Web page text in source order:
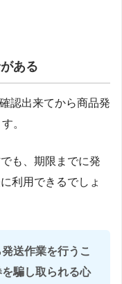
ある
認出来てから商品発
。
も、期限までに発
利用できるでしょ
送作業を行うこ
騙し取られる心